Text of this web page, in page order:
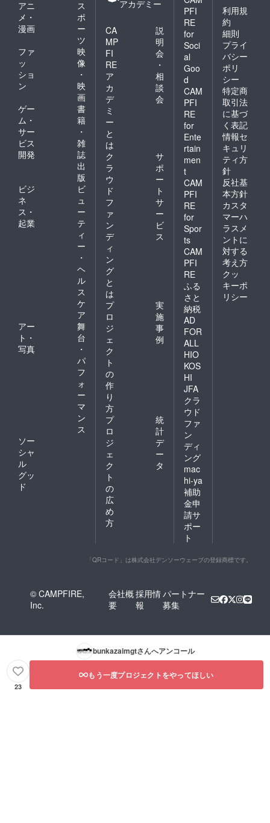
アニ
メ・
漫画
ス
ポ
ー
ツ
ファ
ッ
ショ
ン
映
像
・
映
画
ゲー
ム・
サー
ビス
開発
書
籍
・
雑
誌
出
版
ビジ
ネ
ス・
起業
ビ
ュ
ー
テ
ィ
ー
・
ヘ
ル
ス
ケ
ア
アー
ト・
写真
舞
台
・
パ
フ
ォ
ー
マ
ン
ス
ソー
シャ
ル
グッ
ド
アカデミー
CA
MP
FI
RE
ア
カ
デ
ミ
ー
と
は
説
明
会
・
相
談
会
ク
ラ
ウ
ド
フ
ァ
ン
デ
ィ
ン
グ
と
は
サ
ポ
ー
ト
サ
ー
ビ
ス
プ
ロ
ジ
ェ
ク
ト
の
作
り
方
実
施
事
例
プ
ロ
ジ
ェ
ク
ト
の
広
め
方
統
計
デ
ー
タ
PFI
RE
for
Soci
al
Goo
d
CAM
PFI
RE
for
Ente
rtain
men
t
CAM
PFI
RE
for
Spor
ts
CAM
PFI
RE
ふる
さと
納税
AD
FOR
ALL
HIO
KOS
HI
JFA
クラ
ウド
ファ
ン
ディ
ング
mac
hi-ya
補助
金申
請サ
ポー
ト
利用規
約
細則
プライ
バシー
ポリ
シー
特定商
取引法
に基づ
く表記
情報セ
キュリ
ティ方
針
反社基
本方針
カスタ
マーハ
ラスメ
ントに
対する
考え方
クッ
キーポ
リシー
「QRコード」は株式会社デンソーウェーブの登録商標です。
© CAMPFIRE,
Inc.
会社概
要
採用情
報
パートナー
募集
bunkazaimgtさんへアンコール
23
もう一度プロジェクトをやってほしい